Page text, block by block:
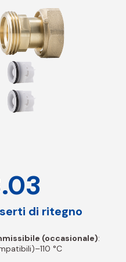
di ritegno
(occasionale):
°C